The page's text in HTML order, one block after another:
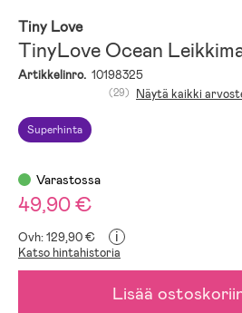
Tiny Love
TinyLove Ocean
Artikkelinro. 10198325
Superhinta
(29) Näytä kaikki
Varastossa
49,90 €
Ovh: 129,90 € i
Katso hintahistoria
Lisää